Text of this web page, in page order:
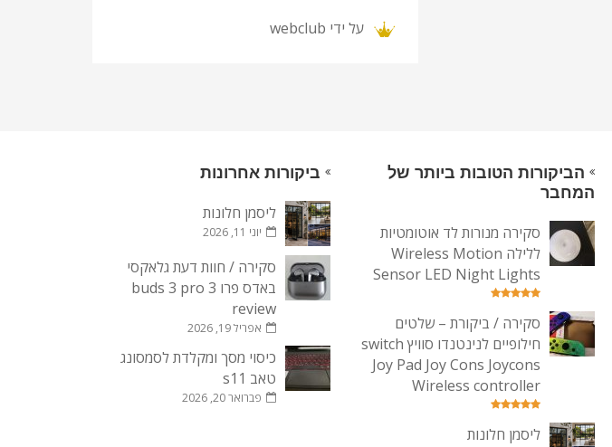
על ידי webclub
ביקורות אחרונות
ליסמן חלונות
יוני 11, 2026
סקירה / חוות דעת גלאקסי
באדס פרו 3 buds 3 pro
review
אפריל 19, 2026
כיסוי מסך ומקלדת לסמסונג
טאב s11
פברואר 20, 2026
הביקורות הטובות ביותר של
המחבר
סקירה מנורות לד אוטומטיות
ללילה Wireless Motion
Sensor LED Night Lights
סקירה / ביקורת – שלטים
חילופיים לנינטנדו סוויץ switch
Joy Pad Joy Cons Joycons
Wireless controller
ליסמן חלונות